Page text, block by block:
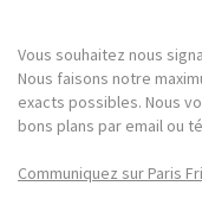
Vous souhaitez nous
Nous faisons notre
exacts possibles. Nous
bons plans par email ou
Communiquez sur Paris